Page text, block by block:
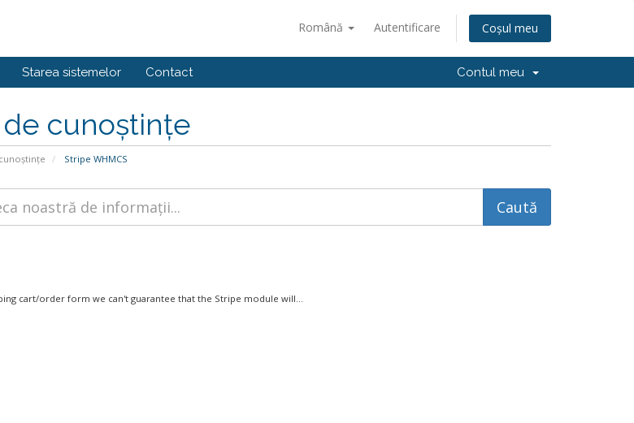
Română Autentificare Coșul meu
Starea sistemelor Contact Contul meu
cunoștințe
Stripe WHMCS
cart/order form we can't guarantee that the Stripe module will...